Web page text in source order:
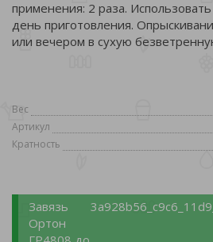
применения: 2 раза.
день приготовления.
или вечером в сухую
Вес
Артикул
Кратность
Завязь
Ортон